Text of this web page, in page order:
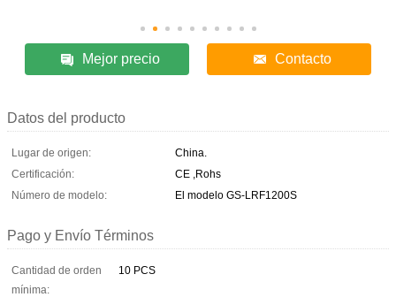
Mejor precio Contacto
Datos del producto
Lugar de origen:
China.
Certificación:
CE ,Rohs
Número de modelo:
El modelo GS-LRF1200S
Pago y Envío Términos
Cantidad de orden
mínima:
10 PCS